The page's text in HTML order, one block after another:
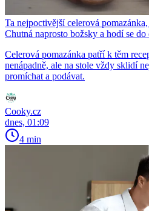
Ta nejpoctivější celerová
Chutná naprosto božsky a hodí se do
Celerová pomazánka patří k těm
nenápadně, ale na stole vždy sklidí
promíchat a podávat.
Cooky.cz
dnes, 01:09
4 min